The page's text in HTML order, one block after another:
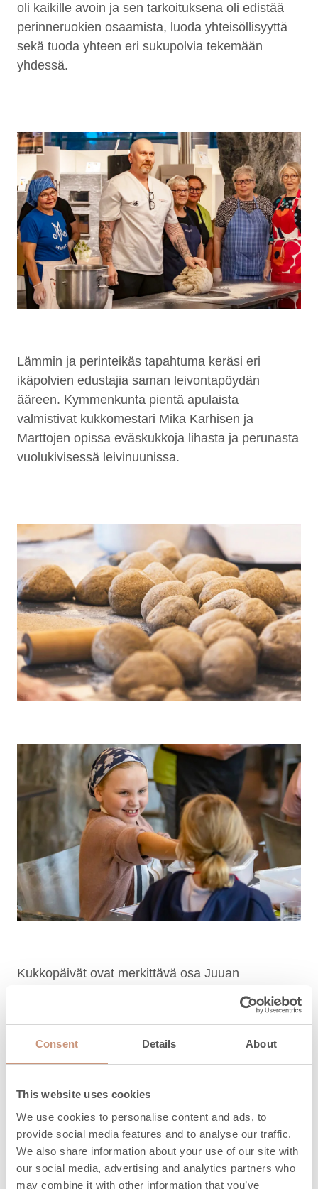
Consent Details About
This website uses cookies
We use cookies to personalise content and ads, to
provide social media features and to analyse our traffic.
We also share information about your use of our site with
our social media, advertising and analytics partners who
may combine it with other information that you’ve
oli kaikille avoin ja sen tarkoituksena oli edistää
perinneruokien osaamista, luoda yhteisöllisyyttä
sekä tuoda yhteen eri sukupolvia tekemään
yhdessä.
Lämmin ja perinteikäs tapahtuma keräsi eri
ikäpolvien edustajia saman leivontapöydän
ääreen. Kymmenkunta pientä apulaista
valmistivat kukkomestari Mika Karhisen ja
Marttojen opissa eväskukkoja lihasta ja perunasta
vuolukivisessä leivinuunissa.
Kukkopäivät ovat merkittävä osa Juuan
paikalliskulttuuria. Kukko tehdään perinteisesti
leivinuunissa pitkään hauduttamalla miedolla
pitkän haudutusajan; mihin Tulikiven vuolukivinen
leivinuuni on omiaan. Kukkopäivillä valmistettiin
myös jättikokoinen kukko, joka toi tapahtumalle